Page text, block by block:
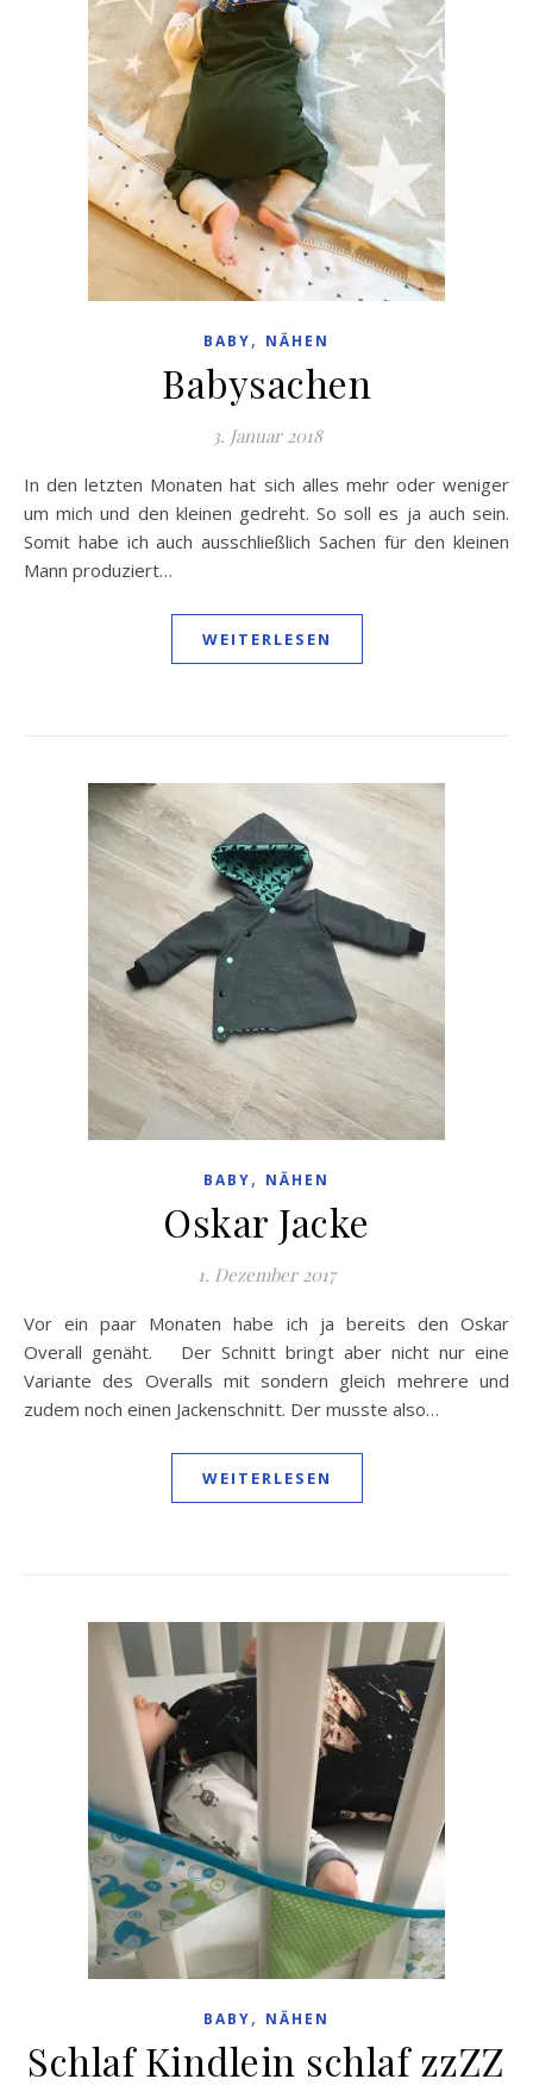
BABY, NÄHEN
Babysachen
3. Januar 2018
In den letzten Monaten hat sich alles mehr oder weniger
um mich und den kleinen gedreht. So soll es ja auch sein.
Somit habe ich auch ausschließlich Sachen für den kleinen
Mann produziert…
WEITERLESEN
BABY, NÄHEN
Oskar Jacke
1. Dezember 2017
Vor ein paar Monaten habe ich ja bereits den Oskar
Overall genäht. Der Schnitt bringt aber nicht nur eine
Variante des Overalls mit sondern gleich mehrere und
zudem noch einen Jackenschnitt. Der musste also…
WEITERLESEN
BABY, NÄHEN
Schlaf Kindlein schlaf zzZZ